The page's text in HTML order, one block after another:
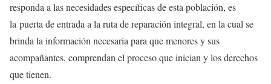
responda a las necesidades específicas de esta población, es
la puerta de entrada a la ruta de reparación integral, en la cual se
brinda la información necesaria para que menores y sus
acompañantes, comprendan el proceso que inician y los derechos
que tienen.